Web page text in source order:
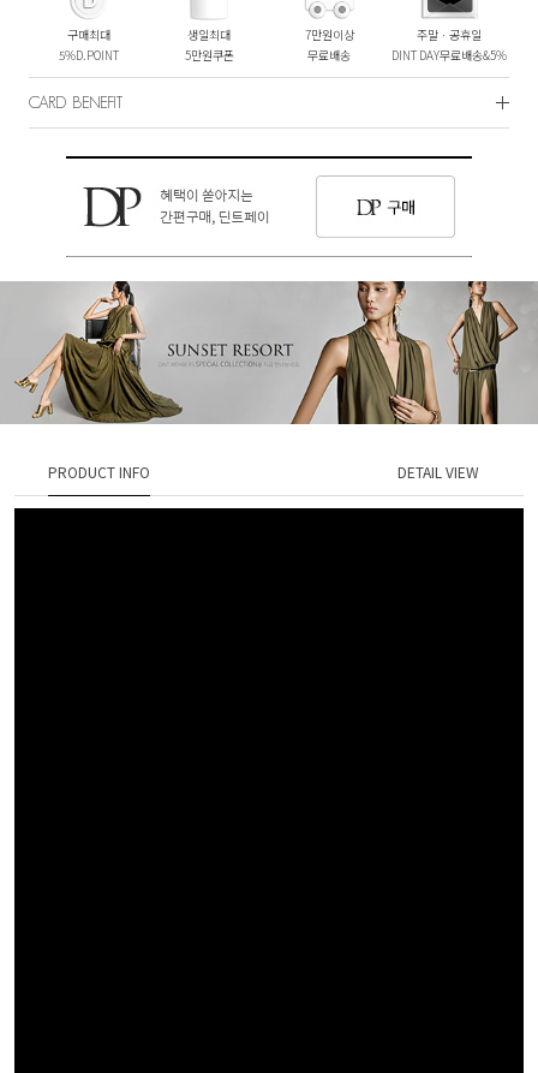
구매최대
5%D.POINT
생일최대
5만원쿠폰
7만원이상
무료배송
주말ㆍ공휴일
DINT DAY무료배송&5%
CARD BENEFIT
PRODUCT INFO DETAIL VIEW